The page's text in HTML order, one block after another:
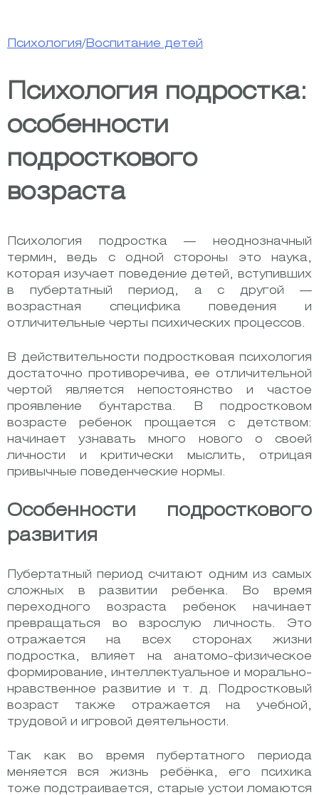
Психология/ Воспитание детей
Психология подростка:
особенности
подросткового
возраста
Психология подростка — неоднозначный
термин, ведь с одной стороны это наука,
которая изучает поведение детей, вступивших
в пубертатный период, а с другой —
возрастная специфика поведения и
отличительные черты психических процессов.
В действительности подростковая психология
достаточно противоречива, ее отличительной
чертой является непостоянство и частое
проявление бунтарства. В подростковом
возрасте ребенок прощается с детством:
начинает узнавать много нового о своей
личности и критически мыслить, отрицая
привычные поведенческие нормы.
Особенности подросткового
развития
Пубертатный период считают одним из самых
сложных в развитии ребенка. Во время
переходного возраста ребенок начинает
превращаться во взрослую личность. Это
отражается на всех сторонах жизни
подростка, влияет на анатомо-физическое
формирование, интеллектуальное и морально-
нравственное развитие и т. д. Подростковый
возраст также отражается на учебной,
трудовой и игровой деятельности.
Так как во время пубертатного периода
меняется вся жизнь ребёнка, его психика
тоже подстраивается, старые устои ломаются